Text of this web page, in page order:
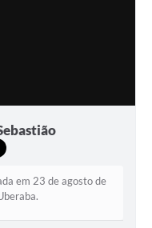
em 23 de agosto de